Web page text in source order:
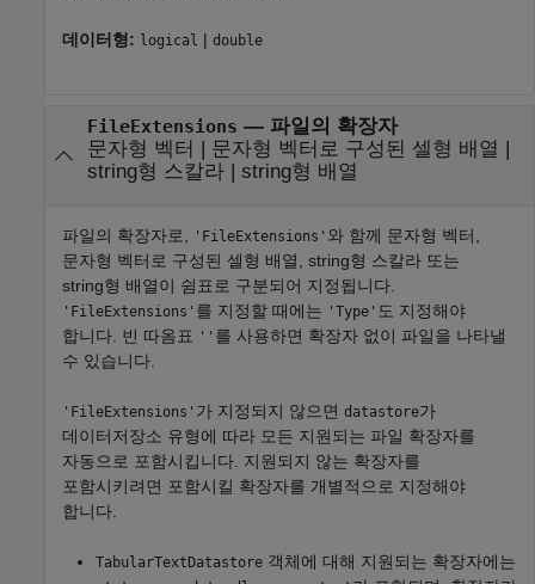
데이터형: logical | double
FileExtensions — 파일의 확장자
문자형 벡터
문자형 벡터로 구성된 셀형 배열
string형 스칼라| string형 배열
파일의 확장자로, 'FileExtensions' 와 함께 문자형 벡터,
문자형 벡터로 구성된 셀형 배열, string형 스칼라 또는
string형 배열이 쉼표로 구분되어 지정됩니다.
'FileExtensions' 를 지정할 때에는 'Type' 도 지정해야
합니다. 빈 따옴표
'' 를 사용하면 확장자 없이 파일을 나타낼
수 있습니다.
'FileExtensions' 가 지정되지 않으면 datastore가
데이터저장소 유형에 따라 모든 지원되는 파일 확장자를
자동으로 포함시킵니다. 지원되지 않는 확장자를
포함시키려면 포함시킬 확장자를 개별적으로 지정해야
합니다.
TabularTextDatastore 객체에 대해 지원되는 확장자에는